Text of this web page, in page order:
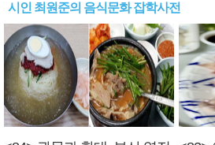
시인 최원준의 음식문화 잡학사전